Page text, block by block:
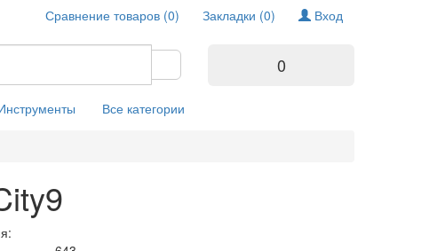
Вход
Закладки (0)
Сравнение товаров (0)
0
Все категории